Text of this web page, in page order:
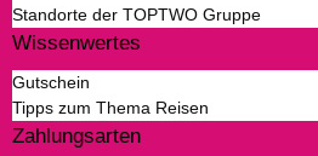
Standorte der TOPTWO Gruppe
Wissenwertes
Gutschein
Tipps zum Thema Reisen
Zahlungsarten